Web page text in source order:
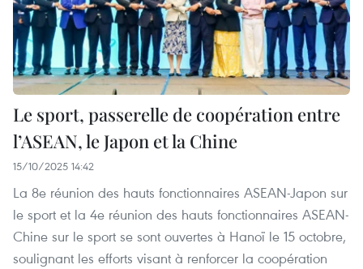
Le sport, passerelle de coopération entre
l’ASEAN, le Japon et la Chine
15/10/2025 14:42
La 8e réunion des hauts fonctionnaires ASEAN-Japon sur
le sport et la 4e réunion des hauts fonctionnaires ASEAN-
Chine sur le sport se sont ouvertes à Hanoï le 15 octobre,
soulignant les efforts visant à renforcer la coopération